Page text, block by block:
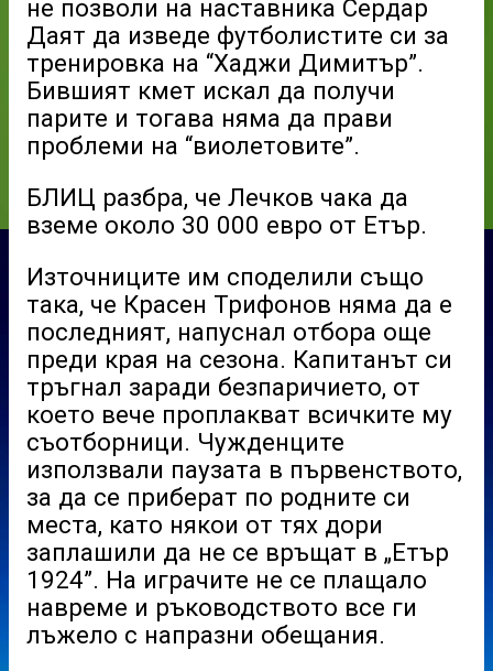
не позволи на наставника Сердар
Даят да изведе футболистите си за
тренировка на “Хаджи Димитър”.
Бившият кмет искал да получи
парите и тогава няма да прави
проблеми на “виолетовите”.
БЛИЦ разбра, че Лечков чака да
вземе около 30 000 евро от Етър.
Източниците им споделили също
така, че Красен Трифонов няма да е
последният, напуснал отбора още
преди края на сезона. Капитанът си
тръгнал заради безпаричието, от
което вече проплакват всичките му
съотборници. Чужденците
използвали паузата в първенството,
за да се приберат по родните си
места, като някои от тях дори
заплашили да не се връщат в „Етър
1924”. На играчите не се плащало
навреме и ръководството все ги
лъжело с напразни обещания.